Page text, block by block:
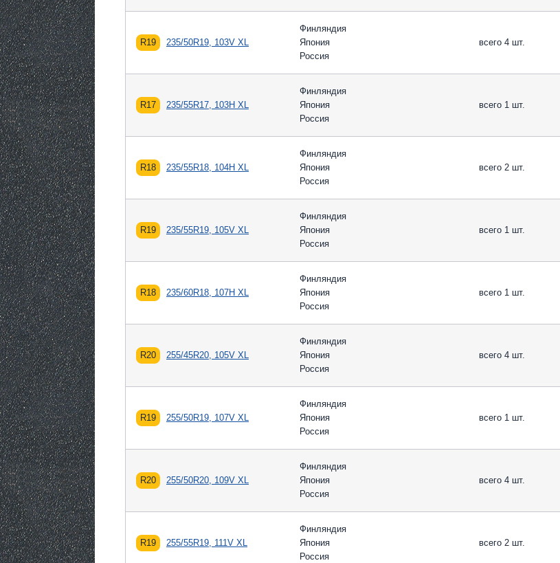
R19 235/50R19, 103V XL
Финляндия
Япония
Россия
всего 4 шт.
R17 235/55R17, 103H XL
Финляндия
Япония
Россия
всего 1 шт.
R18 235/55R18, 104H XL
Финляндия
Япония
Россия
всего 2 шт.
R19 235/55R19, 105V XL
Финляндия
Япония
Россия
всего 1 шт.
R18 235/60R18, 107H XL
Финляндия
Япония
Россия
всего 1 шт.
R20 255/45R20, 105V XL
Финляндия
Япония
Россия
всего 4 шт.
R19 255/50R19, 107V XL
Финляндия
Япония
Россия
всего 1 шт.
R20 255/50R20, 109V XL
Финляндия
Япония
Россия
всего 4 шт.
R19 255/55R19, 111V XL
Финляндия
Япония
Россия
всего 2 шт.